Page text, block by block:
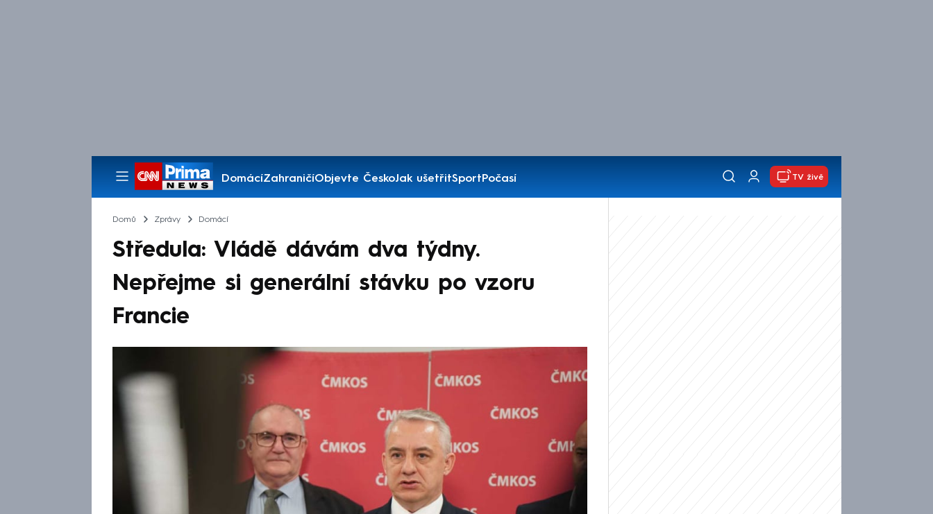
DomácíZahraničíObjevte ČeskoJak ušetřitSportPočasí
Pořady
TV živě
Domů Zprávy Domácí
Středula: Vládě dávám dva týdny.
Nepřejme si generální stávku po vzoru
Francie